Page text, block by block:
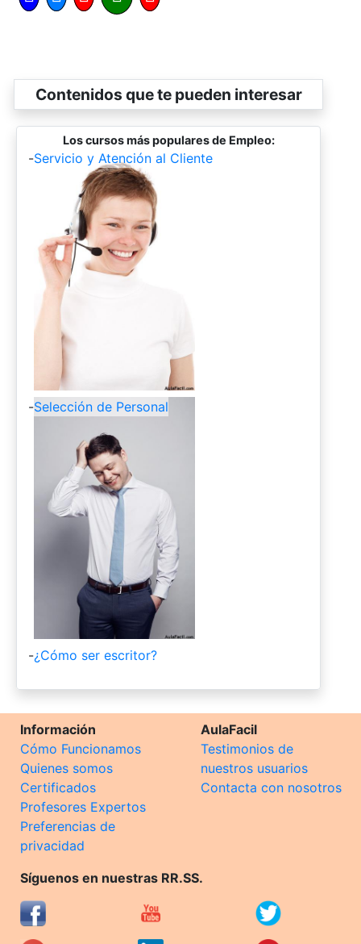
Contenidos que te pueden interesar
Los cursos más populares de Empleo:
-Servicio y Atención al Cliente
-Selección de Personal
-¿Cómo ser escritor?
Información
Cómo Funcionamos
Quienes somos
Certificados
Profesores Expertos
Preferencias de
privacidad
AulaFacil
Testimonios de
nuestros usuarios
Contacta con nosotros
Síguenos en nuestras RR.SS.